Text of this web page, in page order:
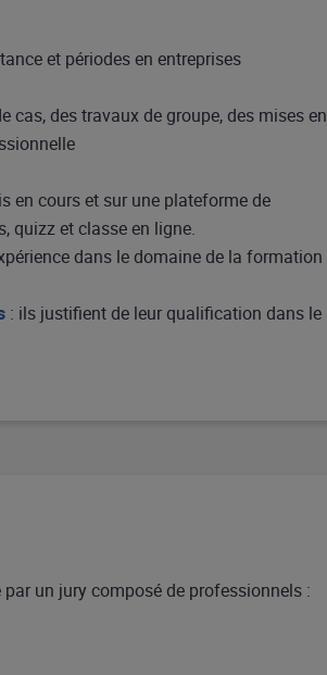
et périodes en entreprises
cas, des travaux de groupe, des mises en
en cours et sur une plateforme de
quizz et classe en ligne.
dans le domaine de la formation
: ils justifient de leur qualification dans le
un jury composé de professionnels :